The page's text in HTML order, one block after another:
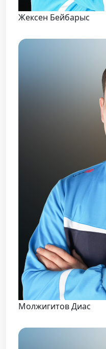
Жексен Бейбарыс
Молжигитов Диас